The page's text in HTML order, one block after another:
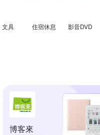
文具 住宿休息 影音DVD
博客來